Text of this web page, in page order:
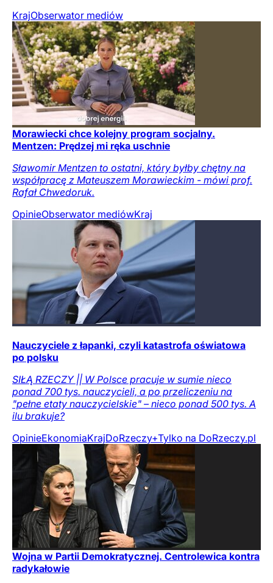
KrajObserwator mediów
Morawiecki chce kolejny program socjalny.
Mentzen: Prędzej mi ręka uschnie
Sławomir Mentzen to ostatni, który byłby chętny na
współpracę z Mateuszem Morawieckim - mówi prof.
Rafał Chwedoruk.
OpinieObserwator mediówKraj
Nauczyciele z łapanki, czyli katastrofa oświatowa
po polsku
SIŁĄ RZECZY || W Polsce pracuje w sumie nieco
ponad 700 tys. nauczycieli, a po przeliczeniu na
"pełne etaty nauczycielskie" – nieco ponad 500 tys. A
ilu brakuje?
OpinieEkonomiaKrajDoRzeczy+Tylko na DoRzeczy.pl
Wojna w Partii Demokratycznej. Centrolewica kontra
radykałowie